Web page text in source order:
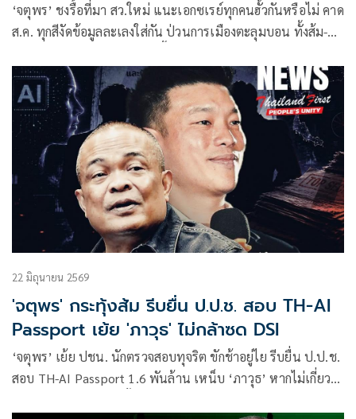
‘จตุพร’ ชงรื้อที่มา สว.ใหม่ แนะเอกซเรย์ทุกคนฮั้วกันหรือไม่ คาด
ส.ค. ทุกสีงัดข้อมูลละเลงใส่กัน ป่วนการเมืองตะลุมบอน ทั้งส้ม-
22 มิถุนายน 2569
'จตุพร' กระทุ้งส้ม รีบยื่น ป.ป.ช. สอบ TH-AI
Passport เย้ย 'ภาวุธ' ไม่กล้าซด DSI
‘จตุพร’ เย้ย ปชน. นักตรวจสอบทุจริต ขักช้าอยู่ไย รีบยื่น ป.ป.ช.
สอบ TH-AI Passport 1.6 พันล้าน เหน็บ ‘ภาวุธ’ หากไม่เกี่ยว